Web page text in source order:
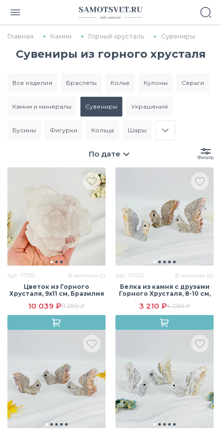
Главная Камни Горный хрусталь Сувениры
Сувениры из горного хрусталя
все изделия браслеты колье кулоны серьги
камни и минералы сувениры украшения
бусины фигурки кольца шары
По дате
Арт. 117519 В наличии (1)
Цветок из Горного
Хрусталя, 9х11 см, Бразилия
10 039 ₽11 280 ₽
Арт. 117425 В наличии (6)
Белка из камня с друзами
Горного Хрусталя, 8-10 см,
3 210 ₽4 280 ₽